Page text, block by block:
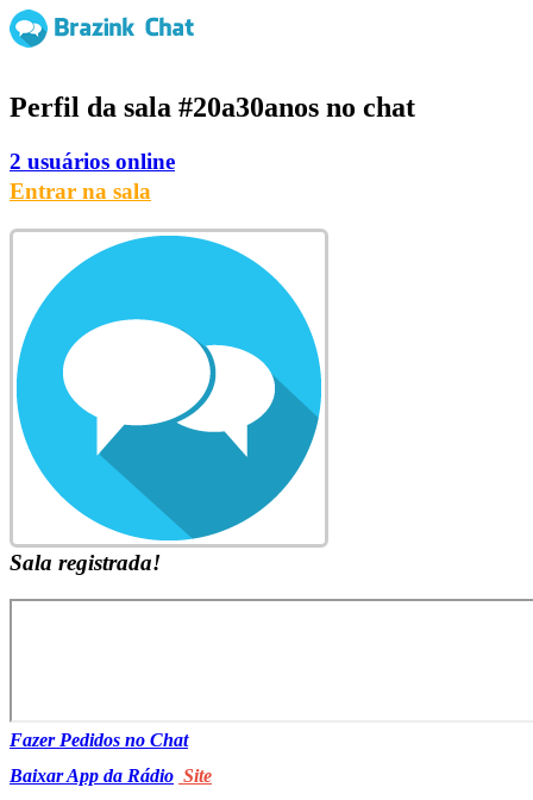
Perfil da sala #20a30anos no chat
2 usuários online
Entrar na sala
Sala registrada!
Fazer Pedidos no Chat
Baixar App da Rádio Site